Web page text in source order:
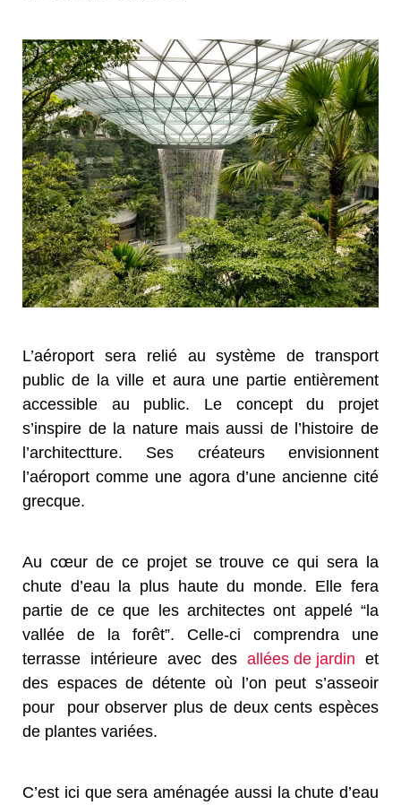
L’aéroport sera relié au système de transport
public de la ville et aura une partie entièrement
accessible au public. Le concept du projet
s’inspire de la nature mais aussi de l’histoire de
l’architectture. Ses créateurs envisionnent
l’aéroport comme une agora d’une ancienne cité
grecque.
Au cœur de ce projet se trouve ce qui sera la
chute d’eau la plus haute du monde. Elle fera
partie de ce que les architectes ont appelé “la
vallée de la forêt”. Celle-ci comprendra une
terrasse intérieure avec des allées de jardin et
des espaces de détente où l’on peut s’asseoir
pour pour observer plus de deux cents espèces
de plantes variées.
C’est ici que sera aménagée aussi la chute d’eau